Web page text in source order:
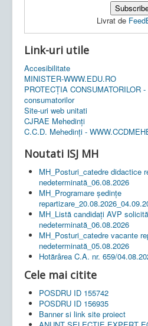
Livrat de
Link-uri utile
Accesibilitate
MINISTER-WWW.EDU.RO
PROTECȚIA CONSUMATORILOR
consumatorilor
Site-uri web unitati
CJRAE Mehedinți
C.C.D. Mehedinţi -
Noutati ISJ MH
MH_Posturi_catedre didactice
nedeterminată_06.08.2026
MH_Programare ședințe
MH_Listă candidați AVP
nedeterminată_06.08.2026
MH_Posturi_catedre vacante
nedeterminată_05.08.2026
Hotărârea C.A. nr. 659/
Cele mai citite
POSDRU ID 155742
POSDRU ID 156935
Banner si link site proiect